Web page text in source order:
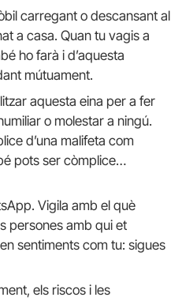
carregant o descansant al
a casa. Quan tu vagis a
ho farà i d’aquesta
mútuament.
aquesta eina per a fer
o molestar a ningú.
d’una malifeta com
pots ser còmplice…
Vigila amb el què
persones amb qui et
sentiments com tu: sigues
els riscos i les